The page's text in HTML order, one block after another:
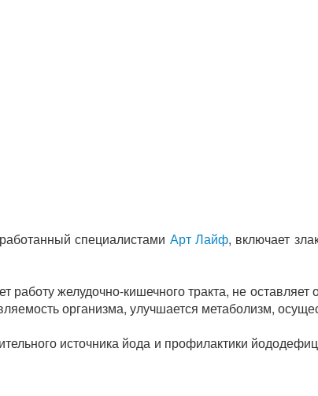
специалистами Арт Лайф, включает
работу желудочно-кишечного тракта, не
организма, улучшается метаболизм,
источника йода и профилактики